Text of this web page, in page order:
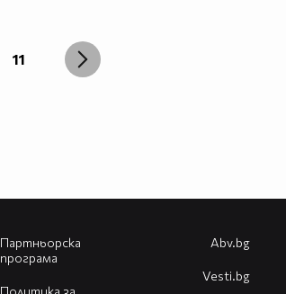
11
Партньорска
програма
Abv.bg
Vesti.bg